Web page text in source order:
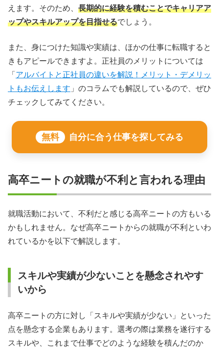
えます。そのため、 長期的に経験を積むことでキャリアア
ップやスキルアップを目指せるでしょう。
また、身につけた知識や実績は、ほかの仕事に転職すると
きもアピールできますよ。正社員のメリットについては
「 アルバイトと正社員の違いを解説！メリット・デメリッ
トもお伝えします 」のコラムでも解説しているので、ぜひ
チェックしてみてください。
無料 自分に合う仕事を探してみる
高卒ニートの就職が不利と言われる理由
就職活動において、不利だと感じる高卒ニートの方もいる
かもしれません。なぜ高卒ニートからの就職が不利といわ
れているかを以下で解説します。
スキルや実績が少ないことを懸念されやす
いから
高卒ニートの方に対し「スキルや実績が少ない」といった
点を懸念する企業もあります。選考の際は業務を遂行する
スキルや、これまで仕事でどのような経験を積んだのか